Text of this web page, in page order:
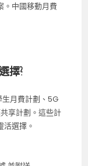
。中國移動月費
擇?
月費計劃、5G
享計劃。這些計
選擇。